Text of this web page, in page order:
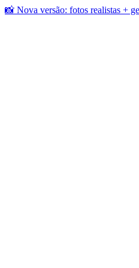
📸 Nova versão: fotos realistas +